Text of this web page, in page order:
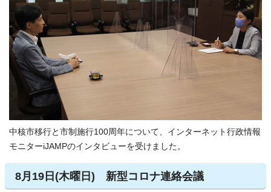
中核市移行と市制施行100周年について、インターネット行政情報
モニターiJAMPのインタビューを受けました。
8月19日(木曜日) 新型コロナ連絡会議